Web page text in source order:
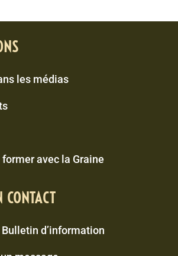
les médias
former avec la Graine
CONTACT
d’information